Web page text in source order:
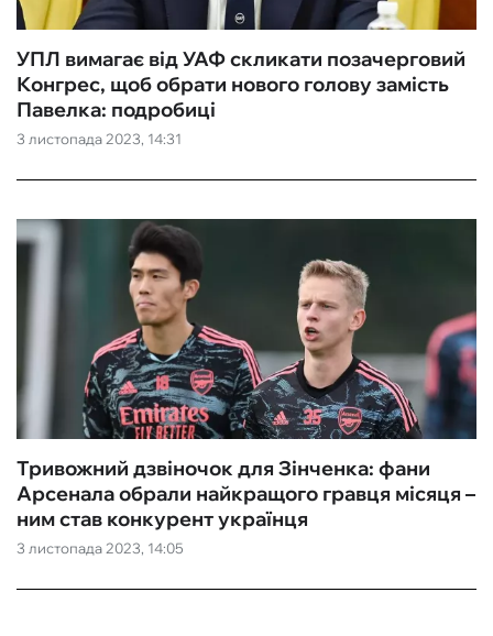
3 листопада 2023, 14:31
УПЛ вимагає від УАФ скликати позачерговий
Конгрес, щоб обрати нового голову замість
Павелка: подробиці
3 листопада 2023, 14:05
Тривожний дзвіночок для Зінченка: фани
Арсенала обрали найкращого гравця місяця –
ним став конкурент українця